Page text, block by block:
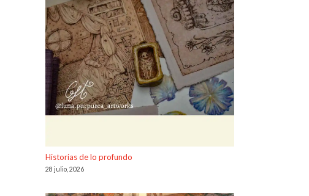
Historias de lo profundo
28 julio, 2026